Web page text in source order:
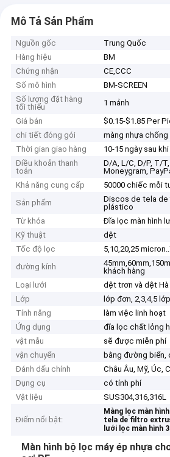
Mô Tả Sản Phẩm
Nguồn gốc
Trung Quốc
Hàng hiệu
BM
Chứng nhận
CE,CCC
Số mô hình
BM-SCREEN
Số lượng đặt hàng
tối thiểu
1 mảnh
Giá bán
$0.15-$1.85 Per
chi tiết đóng gói
màng nhựa
Thời gian giao hàng
10-15 ngày sau
Điều khoản thanh
toán
D/A, L/C, D/P, T/
Moneygram,
Khả năng cung cấp
50000 chiếc mỗi
Sản phẩm
Discos de tela de
plástico
Từ khóa
Đĩa lọc màn hình
Kỹ thuật
dệt
Tốc độ lọc
5,10,20,25
đường kính
khách hàng
Loại lưới
dệt trơn và dệt Hà
Lớp
lớp đơn, 2,3,4,5 lớp
Tính năng
làm việc linh hoạt
Ứng dụng
đĩa lọc chất lỏng
vật mẫu
sẽ được miễn phí
vận chuyển
bằng đường
Đánh dấu chính
Châu Âu, Mỹ, Úc,
Dụng cụ
có tính phí
Vật liệu
SUS304,316,316L
Điểm nổi bật:
Màng lọc màn
tela de filtro
lưới lọc màn hình
Màn hình bộ lọc máy ép nhựa